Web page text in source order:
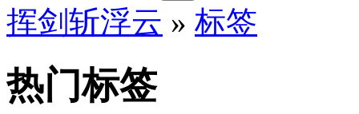
挥剑斩浮云 » 标签
热门标签